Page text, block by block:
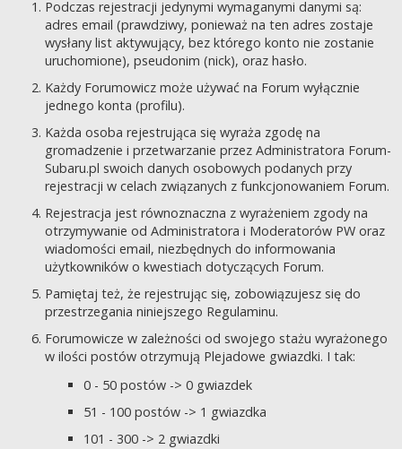
Podczas rejestracji jedynymi wymaganymi danymi są:
adres email (prawdziwy, ponieważ na ten adres zostaje
wysłany list aktywujący, bez którego konto nie zostanie
uruchomione), pseudonim (nick), oraz hasło.
Każdy Forumowicz może używać na Forum wyłącznie
jednego konta (profilu).
Każda osoba rejestrująca się wyraża zgodę na
gromadzenie i przetwarzanie przez Administratora Forum-
Subaru.pl swoich danych osobowych podanych przy
rejestracji w celach związanych z funkcjonowaniem Forum.
Rejestracja jest równoznaczna z wyrażeniem zgody na
otrzymywanie od Administratora i Moderatorów PW oraz
wiadomości email, niezbędnych do informowania
użytkowników o kwestiach dotyczących Forum.
Pamiętaj też, że rejestrując się, zobowiązujesz się do
przestrzegania niniejszego Regulaminu.
Forumowicze w zależności od swojego stażu wyrażonego
w ilości postów otrzymują Plejadowe gwiazdki. I tak:
0 - 50 postów -> 0 gwiazdek
51 - 100 postów -> 1 gwiazdka
101 - 300 -> 2 gwiazdki